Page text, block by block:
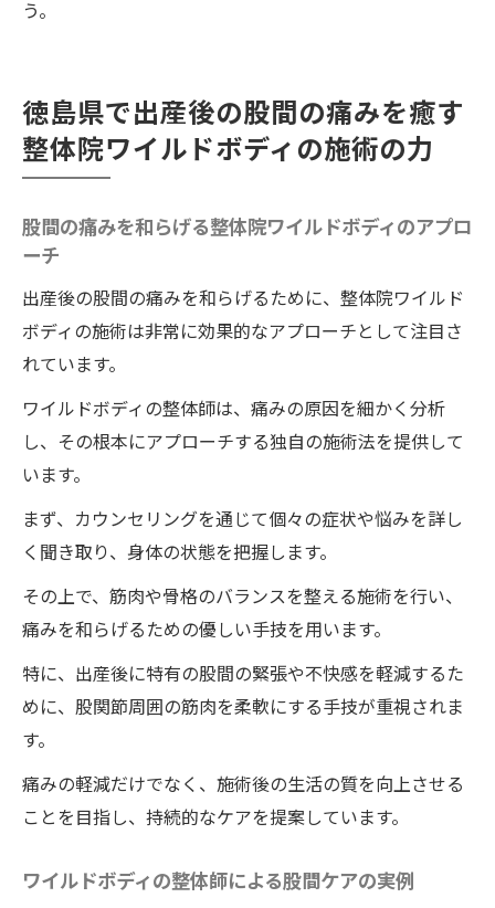
整体療法を通じた痛みの緩和
出産後のケアとしての整体
健康な未来への第一歩：個々に合ったアプロー
う。
徳島県で出産後の股間の痛みを癒す
整体院ワイルドボディの施術の力
股間の痛みを和らげる整体院ワイルドボディのアプロ
ーチ
出産後の股間の痛みを和らげるために、整体院ワイルド
ボディの施術は非常に効果的なアプローチとして注目さ
れています。
ワイルドボディの整体師は、痛みの原因を細かく分析
し、その根本にアプローチする独自の施術法を提供して
います。
まず、カウンセリングを通じて個々の症状や悩みを詳し
く聞き取り、身体の状態を把握します。
その上で、筋肉や骨格のバランスを整える施術を行い、
痛みを和らげるための優しい手技を用います。
特に、出産後に特有の股間の緊張や不快感を軽減するた
めに、股関節周囲の筋肉を柔軟にする手技が重視されま
す。
痛みの軽減だけでなく、施術後の生活の質を向上させる
ことを目指し、持続的なケアを提案しています。
ワイルドボディの整体師による股間ケアの実例